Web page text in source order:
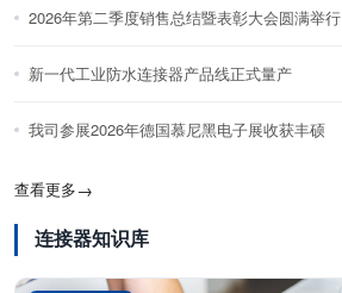
2026年第二季度销售总结暨表彰大会圆满举行
新一代工业防水连接器产品线正式量产
我司参展2026年德国慕尼黑电子展收获丰硕
查看更多→
连接器知识库